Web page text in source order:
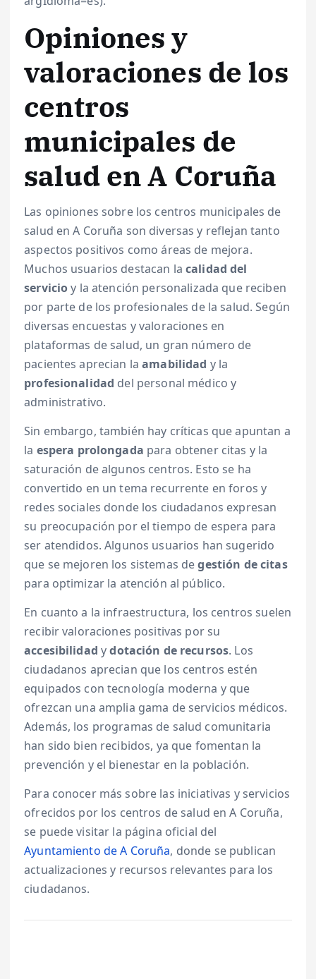
Opiniones y
valoraciones de los
centros
municipales de
salud en A Coruña
Las opiniones sobre los centros municipales de
salud en A Coruña son diversas y reflejan tanto
aspectos positivos como áreas de mejora.
Muchos usuarios destacan lacalidad del
servicioy la atención personalizada que reciben
por parte de los profesionales de la salud. Según
diversas encuestas y valoraciones en
plataformas de salud, un gran número de
pacientes aprecian laamabilidad y la
profesionalidad del personal médico y
administrativo.
Sin embargo, también hay críticas que apuntan a
la espera prolongada para obtener citas y la
saturación de algunos centros. Esto se ha
convertido en un tema recurrente en foros y
redes sociales donde los ciudadanos expresan
su preocupación por el tiempo de espera para
ser atendidos. Algunos usuarios han sugerido
que se mejoren los sistemas degestión de citas
para optimizar la atención al público.
En cuanto a la infraestructura, los centros suelen
recibir valoraciones positivas por su
accesibilidad ydotación de recursos. Los
ciudadanos aprecian que los centros estén
equipados con tecnología moderna y que
ofrezcan una amplia gama de servicios médicos.
Además, los programas de salud comunitaria
han sido bien recibidos, ya que fomentan la
prevención y el bienestar en la población.
Para conocer más sobre las iniciativas y servicios
ofrecidos por los centros de salud en A Coruña,
se puede visitar la página oficial del
Ayuntamiento de A Coruña, donde se publican
actualizaciones y recursos relevantes para los
ciudadanos.